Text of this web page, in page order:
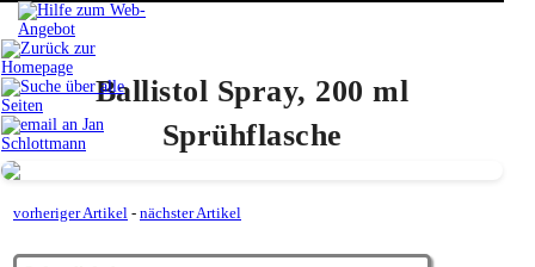
Ballistol Spray, 200 ml
Sprühflasche
vorheriger Artikel - nächster Artikel